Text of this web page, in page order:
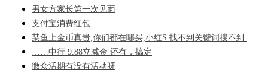
男女方家长第一次见面
支付宝消费红包
某鱼上金币真贵,你们都在哪买,小红S 找不到关键词搜不到.
……中行 9.88立减金 还有，搞定
微众活期有没有活动呀